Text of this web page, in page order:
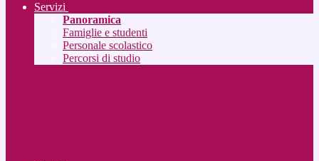
Servizi
Panoramica
Famiglie e studenti
Personale scolastico
Percorsi di studio